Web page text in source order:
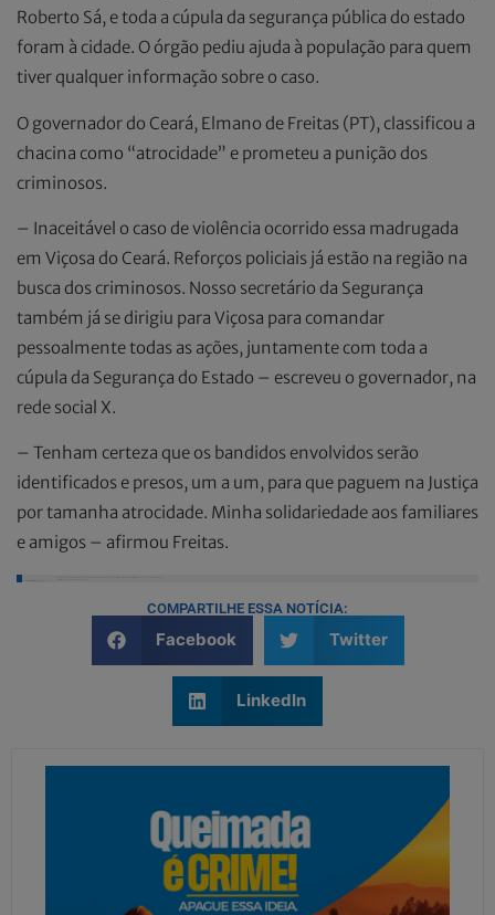
Roberto Sá, e toda a cúpula da segurança pública do estado
foram à cidade. O órgão pediu ajuda à população para quem
tiver qualquer informação sobre o caso.
O governador do Ceará, Elmano de Freitas (PT), classificou a
chacina como “atrocidade” e prometeu a punição dos
criminosos.
– Inaceitável o caso de violência ocorrido essa madrugada
em Viçosa do Ceará. Reforços policiais já estão na região na
busca dos criminosos. Nosso secretário da Segurança
também já se dirigiu para Viçosa para comandar
pessoalmente todas as ações, juntamente com toda a
cúpula da Segurança do Estado – escreveu o governador, na
rede social X.
– Tenham certeza que os bandidos envolvidos serão
identificados e presos, um a um, para que paguem na Justiça
por tamanha atrocidade. Minha solidariedade aos familiares
e amigos – afirmou Freitas.
COMPARTILHE ESSA NOTÍCIA:
Facebook Twitter
LinkedIn